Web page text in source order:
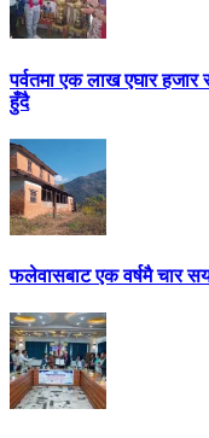
पर्वतमा एक लाख एघार
हुँदै
फलेवासबाट एक वर्षमै चार